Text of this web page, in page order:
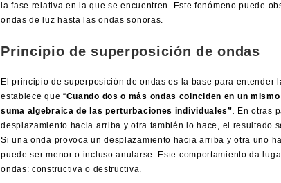
la fase relativa en la que se encuentren. Este fenómeno puede
ondas de luz hasta las ondas sonoras.
Principio de superposición de ondas
El principio de superposición de ondas es la base para entender
establece que “Cuando dos o más ondas coinciden en un
suma algebraica de las perturbaciones individuales”. En otras
desplazamiento hacia arriba y otra también lo hace, el resultado
Si una onda provoca un desplazamiento hacia arriba y otra uno
puede ser menor o incluso anularse. Este comportamiento da
ondas: constructiva o destructiva.